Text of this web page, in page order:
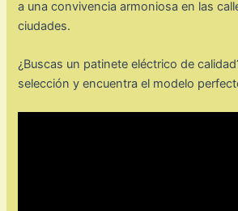
a una convivencia armoniosa en las
ciudades.
¿Buscas un patinete eléctrico de
selección y encuentra el modelo